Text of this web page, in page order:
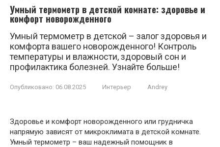
Умный термометр в детской комнате: здоровье и
комфорт новорожденного
Умный термометр в детской – залог здоровья и
комфорта вашего новорожденного! Контроль
температуры и влажности, здоровый сон и
профилактика болезней. Узнайте больше!
Опубликовано: 06.08.2025 Интерьер Andrey
Здоровье и комфорт новорожденного или грудничка
напрямую зависят от микроклимата в детской комнате.
Умный термометр – ваш надежный помощник в